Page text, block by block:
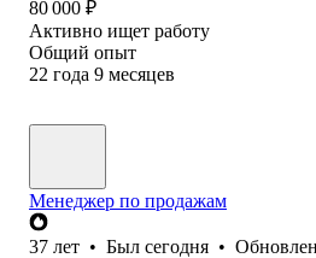
80 000 ₽
Активно ищет работу
Общий опыт
22 года 9 месяцев
Менеджер по продажам
37 лет • Был сегодня •